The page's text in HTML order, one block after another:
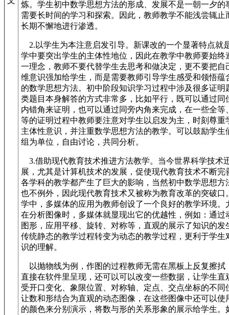
炼。学生初中数学思想方法的形成、发展不是一朝一夕的
需要长时间的学习和探索。因此，教师教学不能浅尝辄止
长期不懈地进行渗透。
2.以学生为本注意启发引导。新课改的一个显著特点就
学中要突出学生的主体性地位，因此在教学中教师要始终
一理念，教师不要代替学生去思考和做决定，更不要把自
维意识强加给学生，而是需要教师引导学生感受和领悟蕴
的数学思想方法。初中阶段知识学习过程中涉及很多证明
类题目本身解答的方式非常多，比如平行，既可以通过同
内错角来证明，也可以通过同旁内角来完成，在一些全等
等的证明过程中教师要注意对学生以启发为主，时刻尊重
主体性意识，并注重数学思想方法的教学。可以鼓励学生
组为单位，自由讨论，共同分析。
3.借助现代教育技术推进方法教学。当今世界科学技术
展，尤其是计算机技术的发展，促使现代教育技术不断完
各学科的教学都产生了巨大的影响，当然初中数学思想方
也不例外，因此现代教育技术又被称为教育改革的突破口
学中，多媒体的应用为教师创设了一个良好的教学环境。
在分析图像时，多媒体就显现出它的优越性，例如：通过
图形，应用平移、旋转、对称等，直观的展示了知识的发
传统静态的教学过程转变为动态的教学过程，更利于学生
识的理解。
以抛物线为例，作图的过程教师无需在黑板上反复擦拭
直接在软件里呈现，还可以可以改变一些数据，让学生直
受开口变化、象限位置、对称轴、定点、交点坐标的不同
让数和形结合为直观的动态图像，在这些图像中还可以使
的颜色来分别演示，将数与形的关系形象的展示给学生。